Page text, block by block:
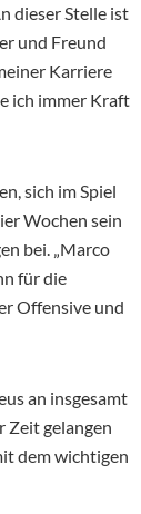
dieser Stelle ist
und Freund
Karriere
ich immer Kraft
sich im Spiel
Wochen sein
bei. „Marco
für die
Offensive und
an insgesamt
Zeit gelangen
dem wichtigen